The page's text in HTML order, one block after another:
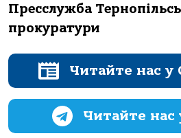
Пресслужбa
прокурaтури
Читайте нас у
Читайте нас